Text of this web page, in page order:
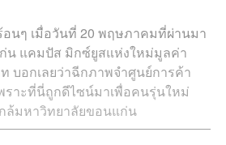
อนๆ เมื่อวันที่ 20 พฤษภาคมที่ผ่านมา
น แคมปัส มิกซ์ยูสแห่งใหม่มูลค่า
บอกเลยว่าฉีกภาพจำศูนย์การค้า
พราะที่นี่ถูกดีไซน์มาเพื่อคนรุ่นใหม่
ล้มหาวิทยาลัยขอนแก่น